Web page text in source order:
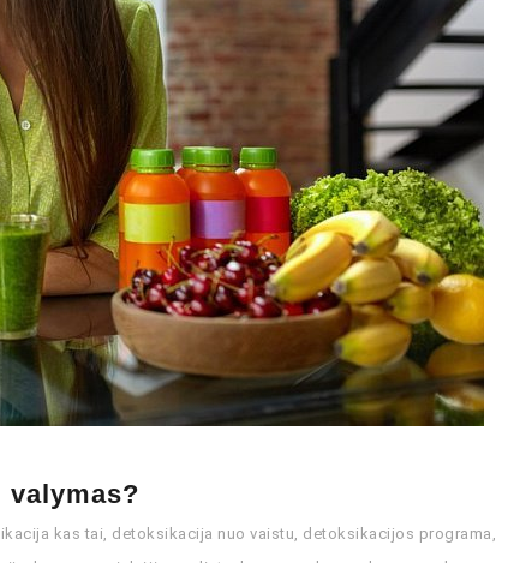
valymas?
kas tai, detoksikacija nuo vaistu, detoksikacijos programa ,